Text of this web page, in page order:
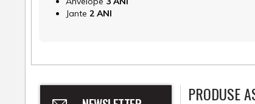
Jante 2 ANI
PRODUSE